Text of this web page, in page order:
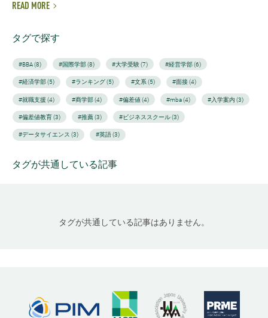
READ MORE
タグで探す
#BBA (8) #国際学部 (8) #大学受験 (7) #経営学部 (6)
#経済学部 (5) #ランキング (5) #文系 (5) #面接 (4)
#就職支援 (4) #商学部 (4) #偏差値 (4) #mba (4) #入学案内 (3)
#偏差値教育 (3) #推薦 (3) #ビジネススクール (3)
#データサイエンス (3) #英語 (3)
タグが共通している記事
タグが共通している記事はありません。